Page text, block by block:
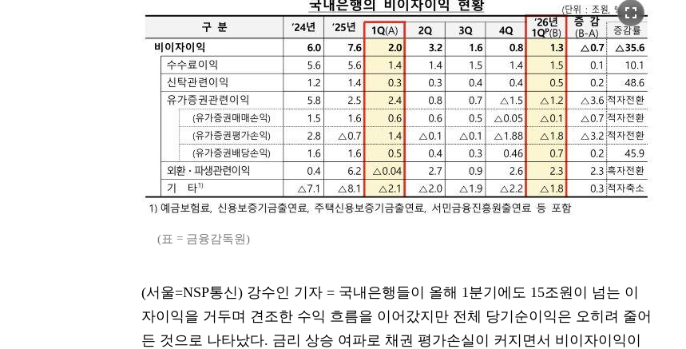
fullscreen
(표 = 금융감독원)
(서울=NSP통신) 강수인 기자 = 국내은행들이 올해 1분기에도 15조원이 넘는 이
자이익을 거두며 견조한 수익 흐름을 이어갔지만 전체 당기순이익은 오히려 줄어
든 것으로 나타났다. 금리 상승 여파로 채권 평가손실이 커지면서 비이자이익이